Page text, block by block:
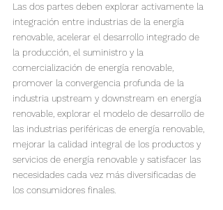
Las dos partes deben explorar activamente la
integración entre industrias de la energía
renovable, acelerar el desarrollo integrado de
la producción, el suministro y la
comercialización de energía renovable,
promover la convergencia profunda de la
industria upstream y downstream en energía
renovable, explorar el modelo de desarrollo de
las industrias periféricas de energía renovable,
mejorar la calidad integral de los productos y
servicios de energía renovable y satisfacer las
necesidades cada vez más diversificadas de
los consumidores finales.